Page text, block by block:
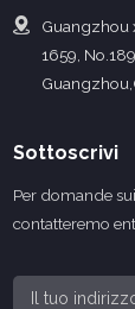
Guangzhou
1659,
Sottoscrivi
Per domande
contatteremo